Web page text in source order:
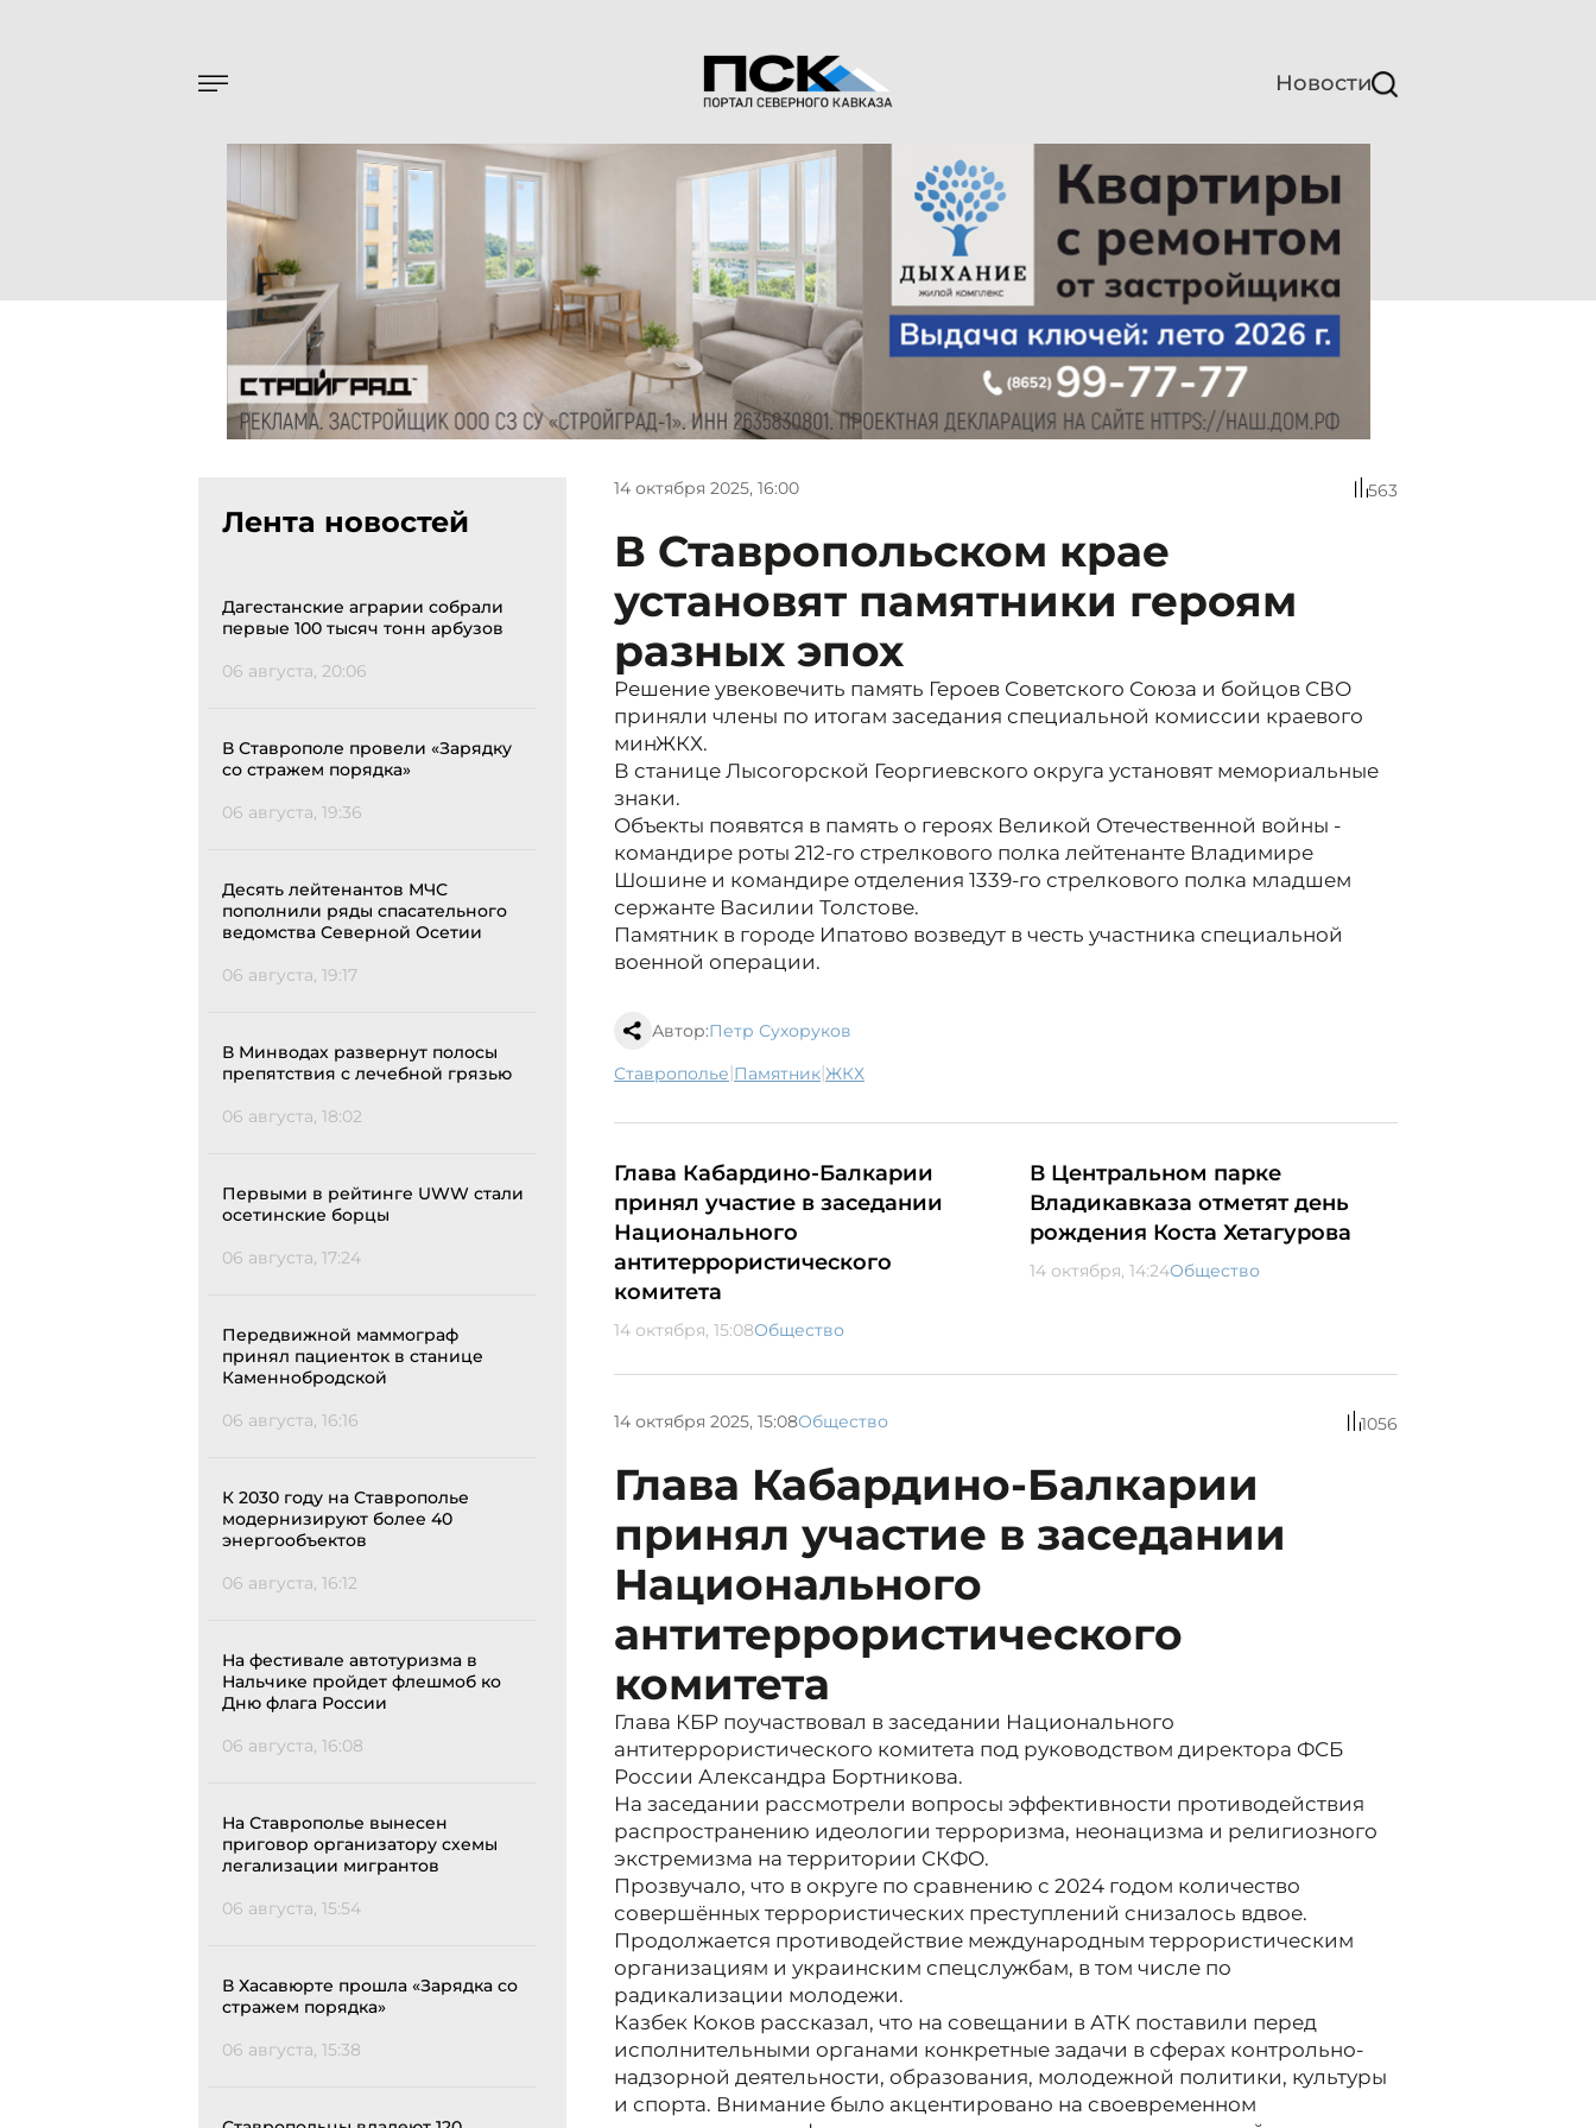
Новости
Лента новостей
Дагестанские аграрии собрали
первые 100 тысяч тонн арбузов
06 августа, 20:06
В Ставрополе провели «Зарядку
со стражем порядка»
06 августа, 19:36
Десять лейтенантов МЧС
пополнили ряды спасательного
ведомства Северной Осетии
06 августа, 19:17
В Минводах развернут полосы
препятствия с лечебной грязью
06 августа, 18:02
Первыми в рейтинге UWW стали
осетинские борцы
06 августа, 17:24
Передвижной маммограф
принял пациенток в станице
Каменнобродской
06 августа, 16:16
К 2030 году на Ставрополье
модернизируют более 40
энергообъектов
06 августа, 16:12
На фестивале автотуризма в
Нальчике пройдет флешмоб ко
Дню флага России
06 августа, 16:08
На Ставрополье вынесен
приговор организатору схемы
легализации мигрантов
06 августа, 15:54
В Хасавюрте прошла «Зарядка со
стражем порядка»
06 августа, 15:38
14 октября 2025, 16:00 563
В Ставропольском крае
установят памятники героям
разных эпох
Решение увековечить память Героев Советского Союза и бойцов СВО
приняли члены по итогам заседания специальной комиссии краевого
минЖКХ.
В станице Лысогорской Георгиевского округа установят мемориальные
знаки.
Объекты появятся в память о героях Великой Отечественной войны -
командире роты 212-го стрелкового полка лейтенанте Владимире
Шошине и командире отделения 1339-го стрелкового полка младшем
сержанте Василии Толстове.
Памятник в городе Ипатово возведут в честь участника специальной
военной операции.
Автор:Петр Сухоруков
Ставрополье| памятник| ЖКХ
Глава Кабардино-Балкарии
принял участие в заседании
Национального
антитеррористического
комитета
14 октября, 15:08Общество
В Центральном парке
Владикавказа отметят день
рождения Коста Хетагурова
14 октября, 14:24Общество
14 октября 2025, 15:08Общество 1056
Глава Кабардино-Балкарии
принял участие в заседании
Национального
антитеррористического
комитета
Глава КБР поучаствовал в заседании Национального
антитеррористического комитета под руководством директора ФСБ
России Александра Бортникова.
На заседании рассмотрели вопросы эффективности противодействия
распространению идеологии терроризма, неонацизма и религиозного
экстремизма на территории СКФО.
Прозвучало, что в округе по сравнению с 2024 годом количество
совершённых террористических преступлений снизалось вдвое.
Продолжается противодействие международным террористическим
организациям и украинским спецслужбам, в том числе по
радикализации молодежи.
Казбек Коков рассказал, что на совещании в АТК поставили перед
исполнительными органами конкретные задачи в сферах контрольно-
надзорной деятельности, образования, молодежной политики, культуры
и спорта. Внимание было акцентировано на своевременном